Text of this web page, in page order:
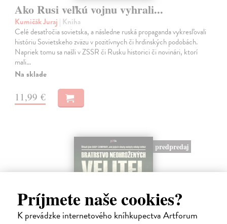
Príjmete naše cookies?
K prevádzke internetového kníhkupectva Artforum
Ako Rusi veľkú vojnu vyhrali...
Kumičák Juraj | Kniha
Celé desaťročia sovietska, a následne ruská propaganda vykresľovali
históriu Sovietskeho zväzu v pozitívnych či hrdinských podobách.
Napriek tomu sa našli v ZSSR či Rusku historici či novinári, ktorí
mali…
Na sklade
11,99 €
predpredaj